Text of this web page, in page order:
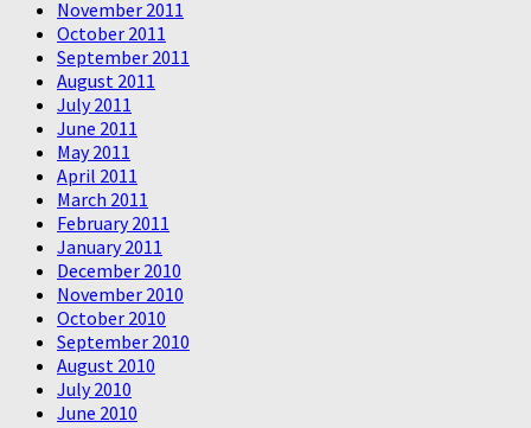
November 2011
October 2011
September 2011
August 2011
July 2011
June 2011
May 2011
April 2011
March 2011
February 2011
January 2011
December 2010
November 2010
October 2010
September 2010
August 2010
July 2010
June 2010